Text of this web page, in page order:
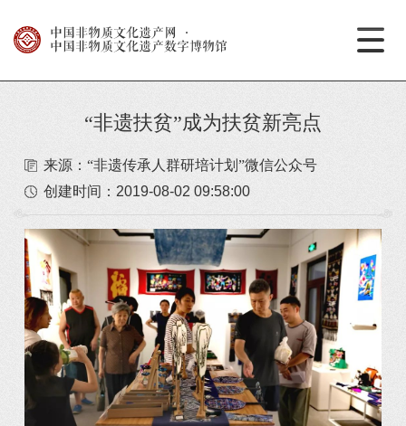
中国非物质文化遗产网
·
中国非物质文化遗产数字博物馆
“非遗扶贫”成为扶贫新亮点
来源：“非遗传承人群研培计划”微信公众号
创建时间： 2019-08-02 09:58:00